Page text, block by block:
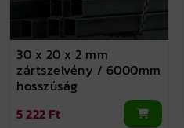
30 x 20 x 2 mm
zártszelvény / 6000mm
hosszúság
5 222 Ft